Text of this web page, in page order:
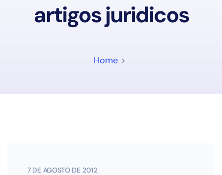
artigos juridicos
Home
7 DE AGOSTO DE 2012